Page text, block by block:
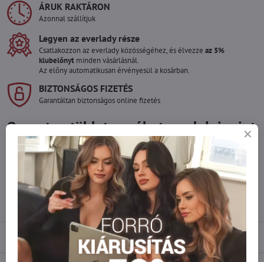
ÁRUK RAKTÁRON
Azonnal szállítjuk
Legyen az everlady része
Csatlakozzon az everlady közösségéhez, és élvezze az 5%
klubelőnyt minden vásárlásnál.
Az előny automatikusan érvényesül a kosárban.
BIZTONSÁGOS FIZETÉS
Garantáltan biztonságos online fizetés
Szeretne több terméket rendelni mint
amennyi raktáron van?
Ne habozzon kapcsolatba lépni velünk, raktárra szállítjuk az árut!
info​@everlady​.eu
Leírás